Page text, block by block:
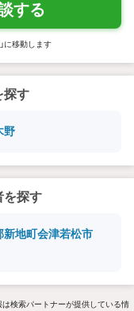
する
に移動します
探す
野
を探す
新地町会津若松市
検索パートナーが提供している情